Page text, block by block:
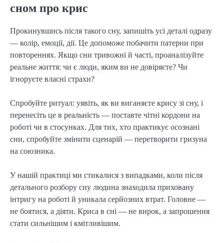
сном про крис
Прокинувшись після такого сну, запишіть усі деталі одразу
— колір, емоції, дії. Це допоможе побачити патерни при
повтореннях. Якщо сни тривожні й часті, проаналізуйте
реальне життя: чи є люди, яким ви не довіряєте? Чи
ігноруєте власні страхи?
Спробуйте ритуал: уявіть, як ви виганяєте крису зі сну, і
перенесіть це в реальність — поставте чітні кордони на
роботі чи в стосунках. Для тих, хто практикує осознані
сни, спробуйте змінити сценарій — перетворити гризуна
на союзника.
У нашій практиці ми стикалися з випадками, коли після
детального розбору сну людина знаходила приховану
інтригу на роботі й уникала серйозних втрат. Головне —
не боятися, а діяти. Криса в сні — не вирок, а запрошення
стати сильнішим і кмітливішим.